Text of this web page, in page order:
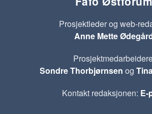
Prosjektleder og web-
Anne Mette
Sondre Thorbjørnsen og
Kontakt redaksjonen: E-